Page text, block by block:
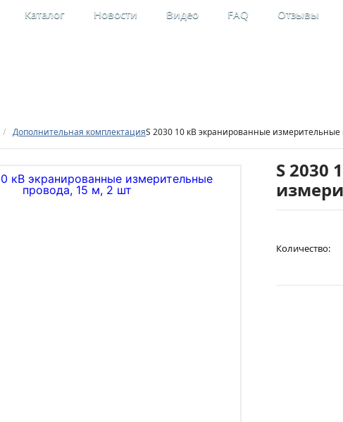
Каталог Новости Видео FAQ Отзывы
/ Дополнительная комплектацияS 2030 10 кВ экранированные
S 2030
Количество: